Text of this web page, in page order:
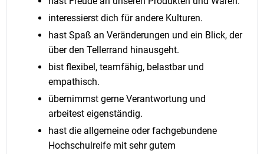
interessierst dich für andere Kulturen.
hast Spaß an Veränderungen und ein Blick, der
über den Tellerrand hinausgeht.
bist flexibel, teamfähig, belastbar und
empathisch.
übernimmst gerne Verantwortung und
arbeitest eigenständig.
hast die allgemeine oder fachgebundene
Hochschulreife mit sehr gutem